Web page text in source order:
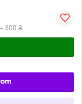
300 ₴